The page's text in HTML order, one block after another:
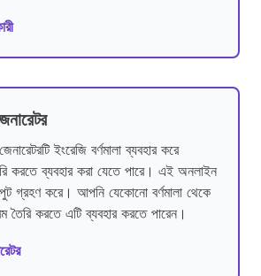
ইংরেজি বর্ণমালা ব্যবহার করে
করতে ব্যবহার করা যেতে পারে। এই অনলাইন
গ্রহণ করে। আপনি যেকোনো বর্ণমালা থেকে
করতে এটি ব্যবহার করতে পারেন।